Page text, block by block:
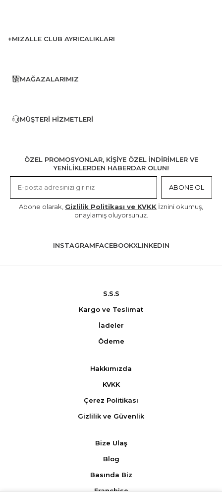
+MIZALLE CLUB AYRICALIKLARI
MAĞAZALARIMIZ
MÜŞTERI HIZMETLERI
ÖZEL PROMOSYONLAR, KİŞİYE ÖZEL İNDİRİMLER VE
YENİLİKLERDEN HABERDAR OLUN!
ABONE OL
Abone olarak, Gizlilik Politikası ve KVKK İznini okumuş,
onaylamış oluyorsunuz.
INSTAGRAMFACEBOOKXLINKEDIN
S.S.S
Kargo ve Teslimat
İadeler
Ödeme
Hakkımızda
KVKK
Çerez Politikası
Gizlilik ve Güvenlik
Bize Ulaş
Blog
Basında Biz
Franchise